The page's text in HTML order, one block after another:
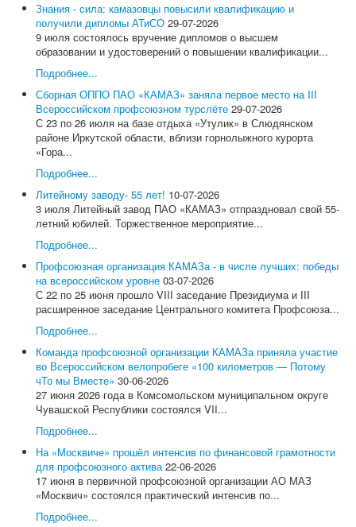
История Профсоюза
Председатель Профсоюза, заместители Председателя
Профсоюза
Контакты
Символика Профсоюза
Новости и события
Профсоюзное ТВ
Актуально!
Фотогалерея
Видеоматериалы
Все для Победы
Направления работы
Охрана труда
Социально-трудовые отношения
Отраслевое соглашение по машиностроительному
комплексу РФ
Коллективно-договорная кампания
Обзор ситуации в отрасли
Динамика средней заработной в отрасли
Средняя заработная на предприятиях отрасли
Профстандарты
Комиссия по социально-экономическим вопросам
Правовая защита
Законодательство
Проекты законов, НПА
Судебная практика
Практика правоприменения
Информационная работа
Международное сотрудничество
Организационная работа
Органы Профсоюза
Съезд Профсоюза
Председатель Профсоюза, заместители Председателя
Профсоюза
ЦК Профсоюза
Президиум Профсоюза
Знания - сила: камазовцы повысили квалификацию и
получили дипломы АТиСО 29-07-2026
9 июля состоялось вручение дипломов о высшем
образовании и удостоверений о повышении квалификации...
Подробнее...
Сборная ОППО ПАО «КАМАЗ» заняла первое место на III
Всероссийском профсоюзном турслёте 29-07-2026
С 23 по 26 июля на базе отдыха «Утулик» в Слюдянском
районе Иркутской области, вблизи горнолыжного курорта
«Гора...
Подробнее...
Литейному заводу- 55 лет! 10-07-2026
3 июля Литейный завод ПАО «КАМАЗ» отпраздновал свой 55-
летний юбилей. Торжественное мероприятие...
Подробнее...
Профсоюзная организация КАМАЗа - в числе лучших: победы
на всероссийском уровне 03-07-2026
С 22 по 25 июня прошло VIII заседание Президиума и III
расширенное заседание Центрального комитета Профсоюза...
Подробнее...
Команда профсоюзной организации КАМАЗа приняла участие
во Всероссийском велопробеге «100 километров — Потому
чТо мы Вместе» 30-06-2026
27 июня 2026 года в Комсомольском муниципальном округе
Чувашской Республики состоялся VII...
Подробнее...
На «Москвиче» прошёл интенсив по финансовой грамотности
для профсоюзного актива 22-06-2026
17 июня в первичной профсоюзной организации АО МАЗ
«Москвич» состоялся практический интенсив по...
Подробнее...